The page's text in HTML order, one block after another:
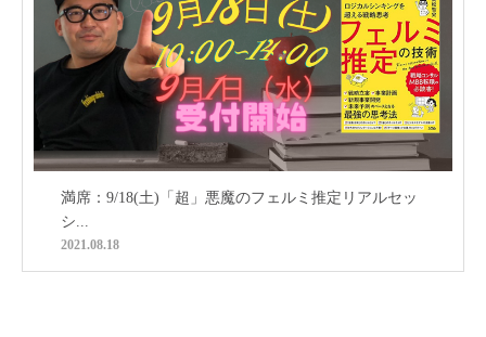
満席：9/18(土)「超」悪魔のフェルミ推定リアルセッ
シ...
2021.08.18